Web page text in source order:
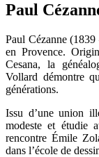
Paul
Paul Cézanne
en Provence.
Cesana, la
Vollard démontre
générations.
Issu d’une union
modeste et étudie
rencontre Émile
dans l’école de